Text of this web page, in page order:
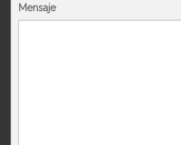
Mensaje